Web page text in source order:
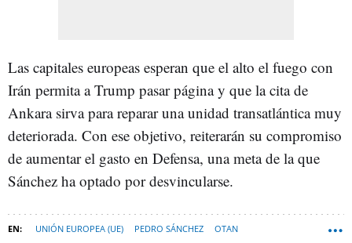
Las capitales europeas esperan que el alto el fuego con
Irán permita a Trump pasar página y que la cita de
Ankara sirva para reparar una unidad transatlántica muy
deteriorada. Con ese objetivo, reiterarán su compromiso
de aumentar el gasto en Defensa, una meta de la que
Sánchez ha optado por desvincularse.
UNIÓN EUROPEA (UE) PEDRO SÁNCHEZ OTAN